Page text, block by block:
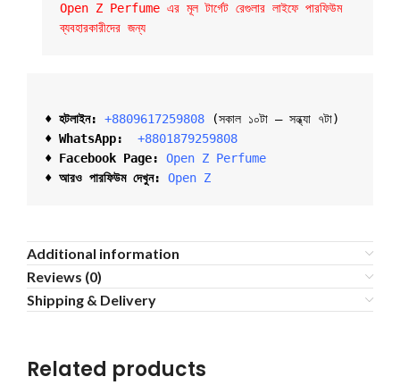
Open Z Perfume এর মূল টার্গেট রেগুলার লাইফে পারফিউম
ব্যবহারকারীদের জন্য
♦ হটলাইন: +8809617259808
(সকাল ১০টা – সন্ধ্যা ৭টা)
♦ WhatsApp:
+8801879259808
♦ Facebook Page:
Open Z Perfume
♦ আরও পারফিউম দেখুন:
Open Z
Additional information
Reviews (0)
Shipping & Delivery
Related products